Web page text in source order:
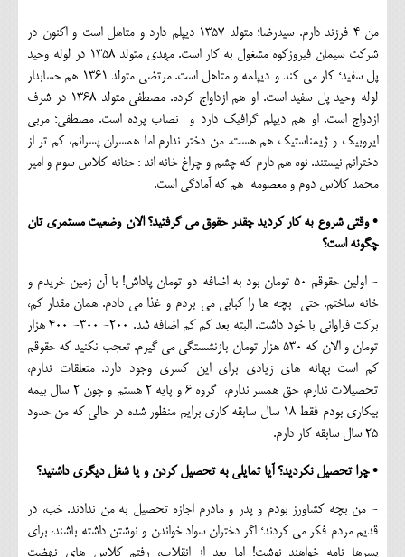
من 4 فرزند دارم. سیدرضا؛ متولد 1357 دیپلم دارد و متاهل است و اکنون در
شرکت سیمان فیروزکوه مشغول به کار است. مهدی متولد 1358 در لوله وحید
پل سفید؛ کار می کند و دیپلمه و متاهل است. مرتضی متولد 1361 هم حسابدار
لوله وحید پل سفید است. او هم ازداواج کرده. مصطفی متولد 1368 در شرف
ازدواج است. او هم دیپلم گرافیک دارد و نصاب پرده است. مصطفی؛ مربی
ایروبیک و ژیمناستیک هم هست. من دختر ندارم اما همسران پسرانم، کم تر از
دخترانم نیستند. نوه هم دارم که چشم و چراغ خانه اند : حنانه کلاس سوم و امیر
محمد کلاس دوم و معصومه هم که آمادگی است.
• وقتی شروع به کار کردید چقدر حقوق می گرفتید؟ الان وضعیت مستمری تان
چگونه است؟
- اولین حقوقم 50 تومان بود به اضافه دو تومان پاداش! با آن زمین خریدم و
خانه ساختم. حتی بچه ها را کبابی می بردم و غذا می دادم. همان مقدار کم،
برکت فراوانی با خود داشت. البته بعد کم کم اضافه شد. 200- 300- 400 هزار
تومان و الان که 530 هزار تومان بازنشستگی می گیرم. تعجب نکنید که حقوقم
کم است بهانه های زیادی برای این کسری وجود دارد. متعلقات ندارم،
تحصیلات ندارم، حق همسر ندارم، گروه 6 و پایه 2 هستم و چون 2 سال بیمه
بیکاری بودم فقط 18 سال سابقه کاری برایم منظور شده در حالی که من حدود
25 سال سابقه کار دارم.
• چرا تحصیل نکردید؟ آیا تمایلی به تحصیل کردن و یا شغل دیگری داشتید؟
- من بچه کشاورز بودم و پدر و مادرم اجازه تحصیل به من ندادند. خب، در
قدیم مردم فکر می کردند؛ اگر دختران سواد خواندن و نوشتن داشته باشند، برای
پسرها نامه خواهند نوشت! اما بعد از انقلاب، رفتم کلاس های نهضت